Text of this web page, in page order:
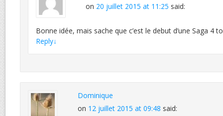
on 20 juillet 2015 at 11:25 said:
Bonne idée, mais sache que c’est le debut d’une Saga 4
Reply↓
Dominique
on 12 juillet 2015 at 09:48 said: